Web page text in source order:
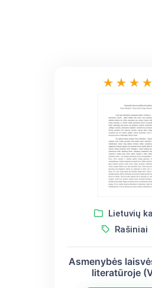
Lietuvių
Rašiniai
Asmenybės
literatūroje